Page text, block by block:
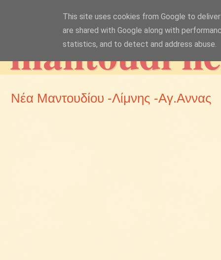
mantoudi
Νέα Μαντουδίου -Λίμνης -Αγ.Αννας
This site uses cookies from Google to
are shared with Google along with
statistics, and to detect and address abuse.